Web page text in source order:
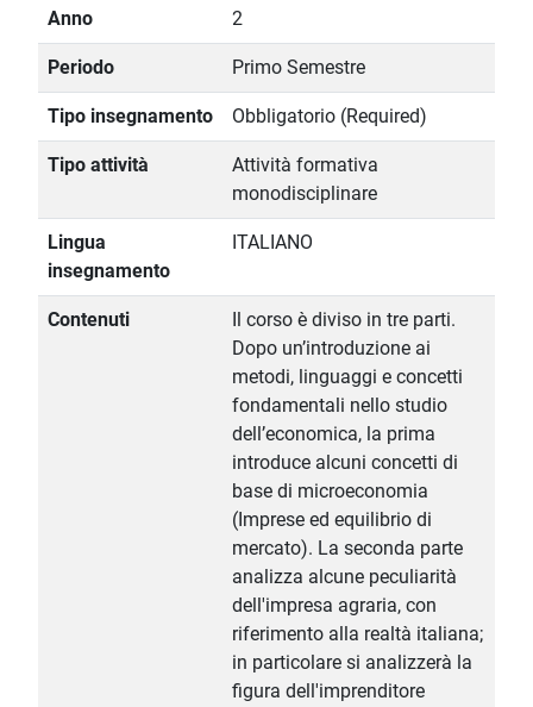
Anno 2
Periodo Primo Semestre
Tipo insegnamento Obbligatorio (Required)
Tipo attività
Attività formativa
monodisciplinare
Lingua
insegnamento
ITALIANO
Contenuti
Il corso è diviso in tre parti.
Dopo un’introduzione ai
metodi, linguaggi e concetti
fondamentali nello studio
dell’economica, la prima
introduce alcuni concetti di
base di microeconomia
(Imprese ed equilibrio di
mercato). La seconda parte
analizza alcune peculiarità
dell'impresa agraria, con
riferimento alla realtà italiana;
in particolare si analizzerà la
figura dell'imprenditore